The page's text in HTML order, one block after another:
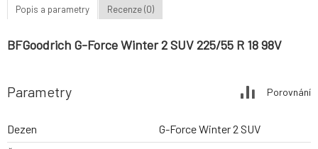
Popis a parametry Recenze (0)
BFGoodrich G-Force Winter 2 SUV 225/55 R 18 98V
Parametry Porovnání
Dezen
G-Force Winter 2 SUV